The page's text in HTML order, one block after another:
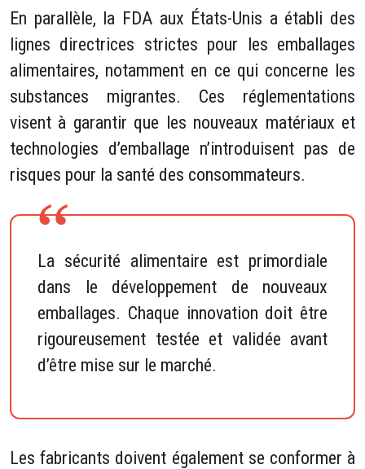
En parallèle, la FDA aux États-Unis a établi des
lignes directrices strictes pour les emballages
alimentaires, notamment en ce qui concerne les
substances migrantes. Ces réglementations
visent à garantir que les nouveaux matériaux et
technologies d’emballage n’introduisent pas de
risques pour la santé des consommateurs.
La sécurité alimentaire est primordiale
dans le développement de nouveaux
emballages. Chaque innovation doit être
rigoureusement testée et validée avant
d’être mise sur le marché.
Les fabricants doivent également se conformer à